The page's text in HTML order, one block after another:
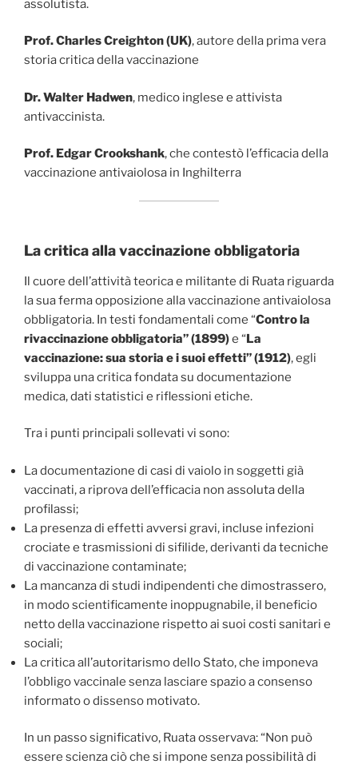
assolutista.
Prof. Charles Creighton (UK), autore della prima vera
storia critica della vaccinazione
Dr. Walter Hadwen, medico inglese e attivista
antivaccinista.
Prof. Edgar Crookshank, che contestò l’efficacia della
vaccinazione antivaiolosa in Inghilterra
La critica alla vaccinazione obbligatoria
Il cuore dell’attività teorica e militante di Ruata riguarda
la sua ferma opposizione alla vaccinazione antivaiolosa
obbligatoria. In testi fondamentali come “Contro la
rivaccinazione obbligatoria” (1899)e “La
vaccinazione: sua storia e i suoi effetti” (1912), egli
sviluppa una critica fondata su documentazione
medica, dati statistici e riflessioni etiche.
Tra i punti principali sollevati vi sono:
La documentazione di casi di vaiolo in soggetti già
vaccinati, a riprova dell’efficacia non assoluta della
profilassi;
La presenza di effetti avversi gravi, incluse infezioni
crociate e trasmissioni di sifilide, derivanti da tecniche
di vaccinazione contaminate;
La mancanza di studi indipendenti che dimostrassero,
in modo scientificamente inoppugnabile, il beneficio
netto della vaccinazione rispetto ai suoi costi sanitari e
sociali;
La critica all’autoritarismo dello Stato, che imponeva
l’obbligo vaccinale senza lasciare spazio a consenso
informato o dissenso motivato.
In un passo significativo, Ruata osservava: “Non può
essere scienza ciò che si impone senza possibilità di